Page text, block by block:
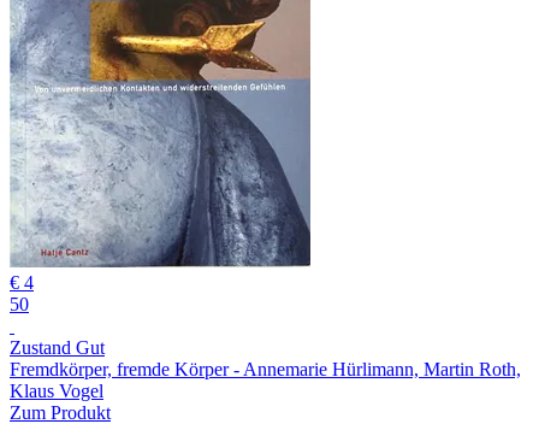
€ 4
50
Zustand Gut
Fremdkörper, fremde Körper - Annemarie Hürlimann, Martin Roth,
Klaus Vogel
Zum Produkt